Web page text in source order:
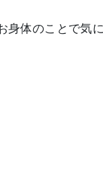
身体のことで気